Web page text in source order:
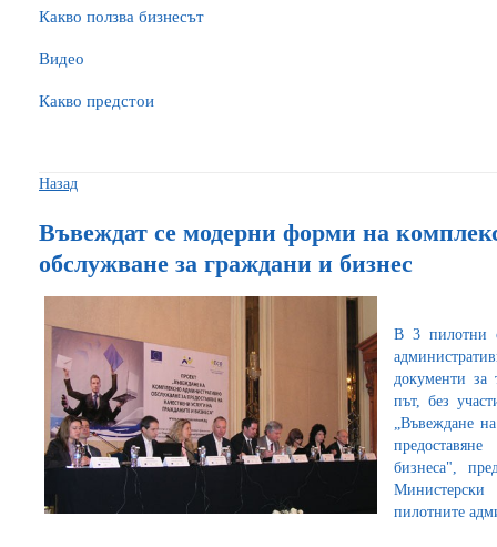
Какво ползва бизнесът
Видео
Какво предстои
Назад
Въвеждат се модерни форми на
обслужване за граждани и бизнес
В 3 пилотни
документи за
път, без
„Въвеждане
бизнеса",
пилотните